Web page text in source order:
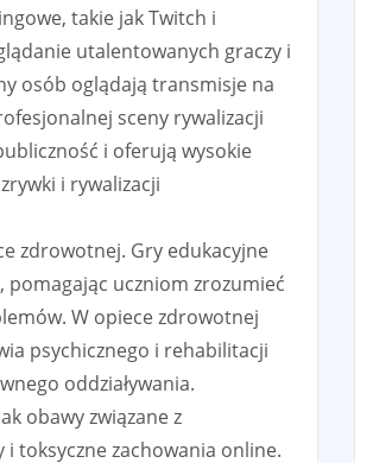
takie jak Twitch i
utalentowanych graczy i
osób oglądają transmisje na
sceny rywalizacji
i oferują wysokie
i rywalizacji
zdrowotnej. Gry edukacyjne
pomagając uczniom zrozumieć
W opiece zdrowotnej
psychicznego i rehabilitacji
oddziaływania.
obawy związane z
toksyczne zachowania online.